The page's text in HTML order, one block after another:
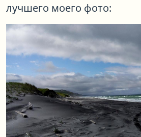
лучшего моего фото: